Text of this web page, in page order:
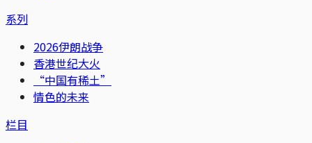
系列
2026伊朗战争
香港世纪大火
“中国有稀土”
情色的未来
栏目